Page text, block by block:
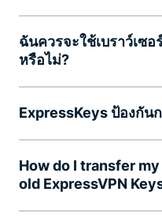
ฉันควรจะใช้เบราว์เซ
หรือไม่?
ExpressKeys ป้องกัน
How do I transfer
old ExpressVPN